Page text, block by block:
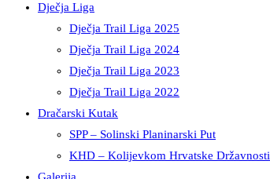
Dječja Liga
Dječja Trail Liga 2025
Dječja Trail Liga 2024
Dječja Trail Liga 2023
Dječja Trail Liga 2022
Dračarski Kutak
SPP – Solinski Planinarski Put
KHD – Kolijevkom Hrvatske Državnosti